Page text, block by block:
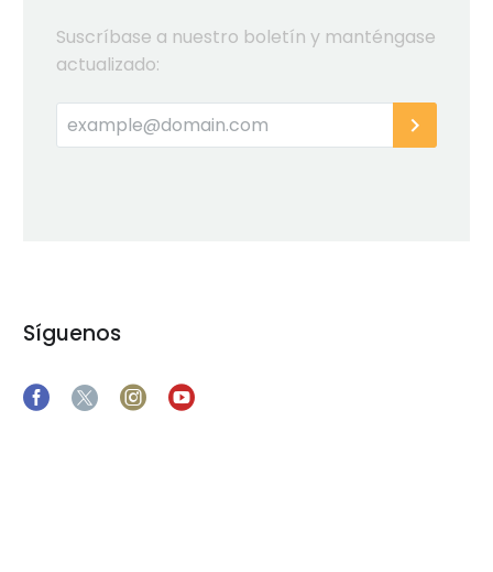
Suscríbase a nuestro boletín y manténgase
actualizado:
Síguenos